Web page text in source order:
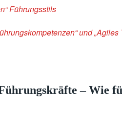
Führungsstils
und „Agiles
– Wie